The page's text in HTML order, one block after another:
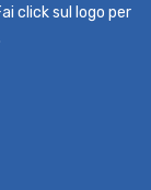
click sul logo per